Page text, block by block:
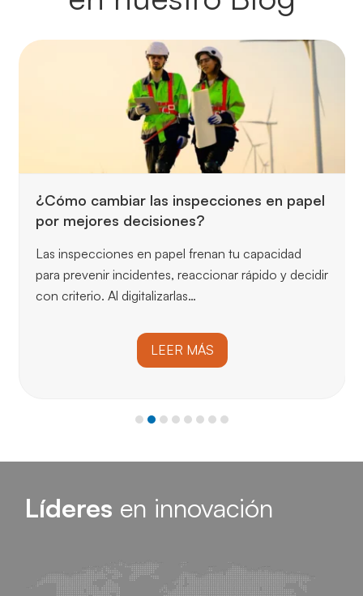
¿Cómo cambiar las inspecciones en papel
por mejores decisiones?
Las inspecciones en papel frenan tu capacidad
para prevenir incidentes, reaccionar rápido y decidir
con criterio. Al digitalizarlas…
LEER MÁS
Líderes en innovación